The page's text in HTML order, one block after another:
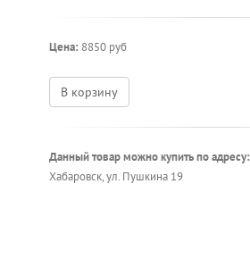
Цена: 8850 руб
В корзину
Данный товар можно купить по адресу:
Хабаровск, ул. Пушкина 19